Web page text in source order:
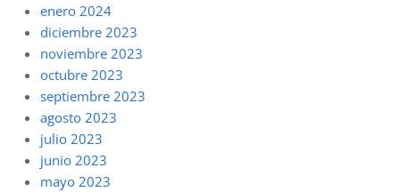
enero 2024
diciembre 2023
noviembre 2023
octubre 2023
septiembre 2023
agosto 2023
julio 2023
junio 2023
mayo 2023